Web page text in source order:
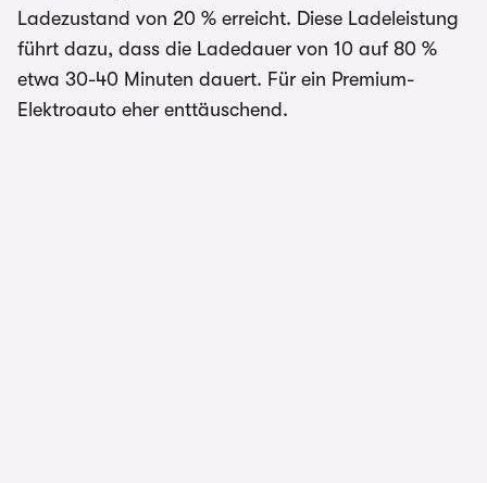
Ladezustand von 20 % erreicht. Diese Ladeleistung
führt dazu, dass die Ladedauer von 10 auf 80 %
etwa 30-40 Minuten dauert. Für ein Premium-
Elektroauto eher enttäuschend.